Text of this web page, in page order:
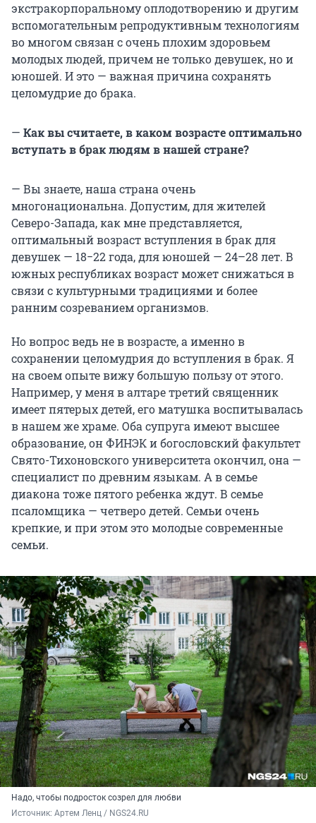
экстракорпоральному оплодотворению и другим
вспомогательным репродуктивным технологиям
во многом связан с очень плохим здоровьем
молодых людей, причем не только девушек, но и
юношей. И это — важная причина сохранять
целомудрие до брака.
— Как вы считаете, в каком возрасте оптимально
вступать в брак людям в нашей стране?
— Вы знаете, наша страна очень
многонациональна. Допустим, для жителей
Северо-Запада, как мне представляется,
оптимальный возраст вступления в брак для
девушек — 18−22 года, для юношей — 24–28 лет. В
южных республиках возраст может снижаться в
связи с культурными традициями и более
ранним созреванием организмов.
Но вопрос ведь не в возрасте, а именно в
сохранении целомудрия до вступления в брак. Я
на своем опыте вижу большую пользу от этого.
Например, у меня в алтаре третий священник
имеет пятерых детей, его матушка воспитывалась
в нашем же храме. Оба супруга имеют высшее
образование, он ФИНЭК и богословский факультет
Свято-Тихоновского университета окончил, она —
специалист по древним языкам. А в семье
диакона тоже пятого ребенка ждут. В семье
псаломщика — четверо детей. Семьи очень
крепкие, и при этом это молодые современные
семьи.
Надо, чтобы подросток созрел для любви
Источник: Артем Ленц / NGS24.RU